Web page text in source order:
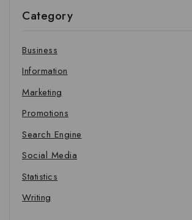
Category
Business
Information
Marketing
Promotions
Search Engine
Social Media
Statistics
Writing